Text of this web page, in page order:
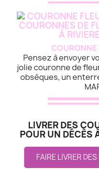
COURONNE
Pensez à envoyer
jolie couronne de
obsèques, un
LIVRER DES
POUR UN DÉCÈS
FAIRE LIVRER